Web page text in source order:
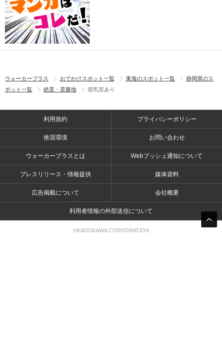
ウォーカープラス おでかけスポット一覧 東海のスポット一覧
静岡県のス
ポット一覧
絶景・景勝地 授乳室あり
利用規約 プライバシーポリシー
推奨環境 お問い合わせ
ウォーカープラスとは Webプッシュ通知について
プレスリリース・情報提供 媒体資料
広告掲載について 会社概要
利用者情報の外部送信について
©KADOKAWA CORPORATION